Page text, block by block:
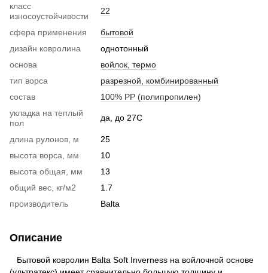
класс
износоустойчивости
22
сфера применения
бытовой
дизайн ковролина
однотонный
основа
войлок, термо
тип ворса
разрезной, комбинированный
состав
100% РР (полипропилен)
укладка на теплый
пол
да, до 27С
длина рулонов, м
25
высота ворса, мм
10
высота общая, мм
13
общий вес, кг/м2
1.7
производитель
Bаltа
Описание
Бытовой ковролин Balta Soft Inverness на войлочной основе